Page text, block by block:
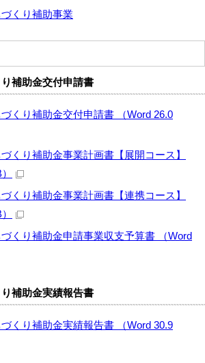
くり補助事業
補助金交付申請書
くり補助金交付申請書 （Word 26.0
くり補助金事業計画書【展開コース】
くり補助金事業計画書【連携コース】
くり補助金申請事業収支予算書 （Word
補助金実績報告書
くり補助金実績報告書 （Word 30.9